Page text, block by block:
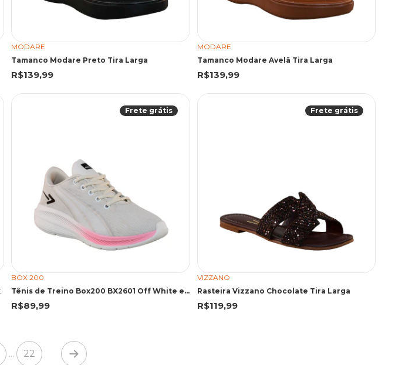
MODARE
Tamanco Modare Preto Tira Larga
R$139,99
MODARE
Tamanco Modare Avelã Tira Larga
R$139,99
Frete grátis
BOX 200
Tênis de Treino Box200 BX2601 Off White e Pink
R$89,99
Frete grátis
VIZZANO
Rasteira Vizzano Chocolate Tira Larga
R$119,99
... 22